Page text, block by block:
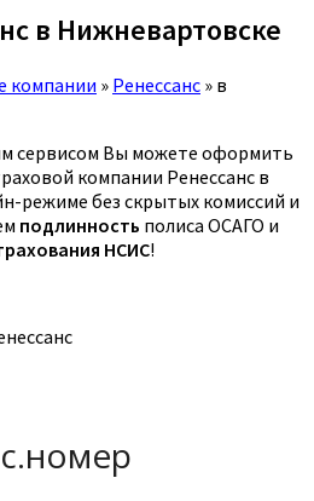
в Нижневартовске
компании » Ренессанс » в
сервисом Вы можете оформить
компании Ренессанс в
режиме без скрытых комиссий и
подлинность полиса ОСАГО и
НСИС!